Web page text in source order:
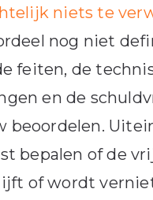
niets te
nog niet
feiten, de
en de
beoordelen.
bepalen of de
of wordt